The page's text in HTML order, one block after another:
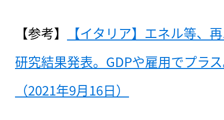
【参考】
【イタリア】エネル等、
研究結果発表。GDPや雇用でプラ
（2021年9月16日）